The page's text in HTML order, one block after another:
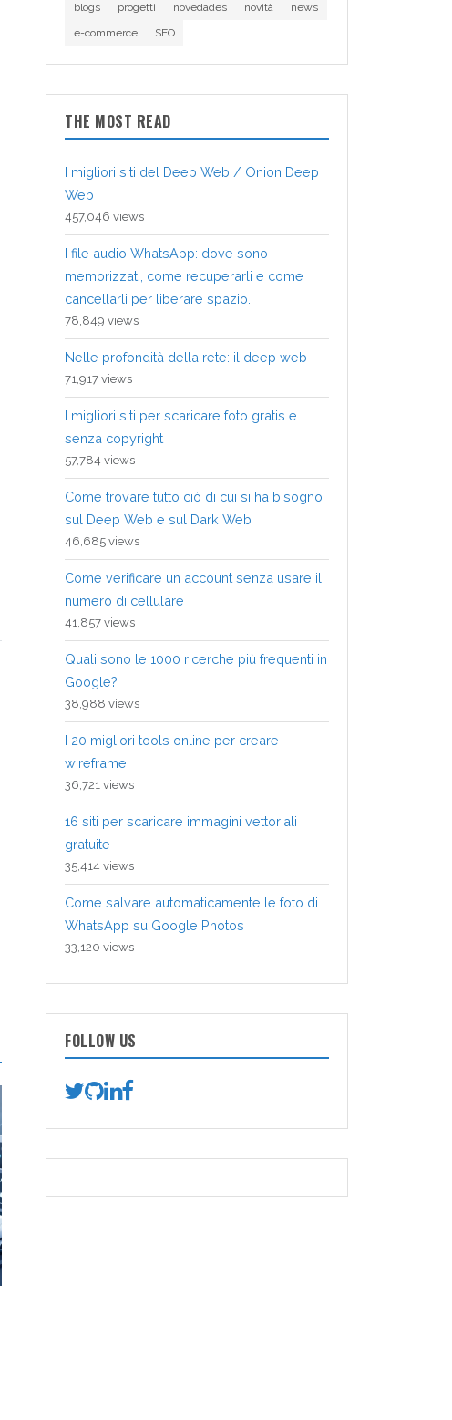
blogs
progetti novedades novità
news
e-commerce
SEO
THE MOST READ
I migliori siti del Deep Web / Onion Deep
Web
457,046 views
I file audio WhatsApp: dove sono
memorizzati, come recuperarli e come
cancellarli per liberare spazio.
78,849 views
Nelle profondità della rete: il deep web
71,917 views
I migliori siti per scaricare foto gratis e
senza copyright
57,784 views
Come trovare tutto ciò di cui si ha bisogno
sul Deep Web e sul Dark Web
46,685 views
Come verificare un account senza usare il
numero di cellulare
41,857 views
Quali sono le 1000 ricerche più frequenti in
Google?
38,988 views
I 20 migliori tools online per creare
wireframe
36,721 views
16 siti per scaricare immagini vettoriali
gratuite
35,414 views
Come salvare automaticamente le foto di
WhatsApp su Google Photos
33,120 views
FOLLOW US